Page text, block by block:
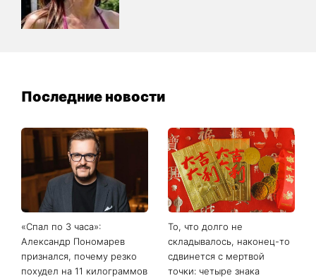
Последние новости
«Спал по 3 часа»:
Александр Пономарев
признался, почему резко
похудел на 11 килограммов
То, что долго не
складывалось, наконец-то
сдвинется с мертвой
точки: четыре знака